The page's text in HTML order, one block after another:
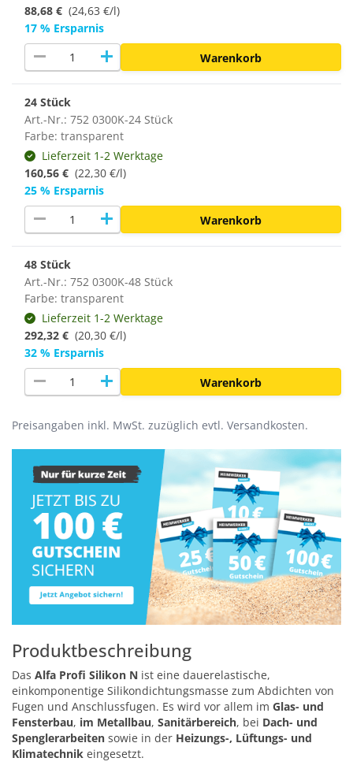
88,68 € (24,63 €/l)
17 % Ersparnis
remove add Warenkorb
24 Stück
Art.-Nr.: 752 0300K-24 Stück
Farbe: transparent
Lieferzeit 1-2 Werktage
160,56 € (22,30 €/l)
25 % Ersparnis
remove add Warenkorb
48 Stück
Art.-Nr.: 752 0300K-48 Stück
Farbe: transparent
Lieferzeit 1-2 Werktage
292,32 € (20,30 €/l)
32 % Ersparnis
remove add Warenkorb
Preisangaben inkl. MwSt. zuzüglich evtl. Versandkosten.
Produktbeschreibung
Das Alfa Profi Silikon N ist eine dauerelastische,
einkomponentige Silikondichtungsmasse zum Abdichten von
Fugen und Anschlussfugen. Es wird vor allem im Glas- und
Fensterbau, im Metallbau, Sanitärbereich, bei Dach- und
Spenglerarbeiten sowie in der Heizungs-, Lüftungs- und
Klimatechnik eingesetzt.